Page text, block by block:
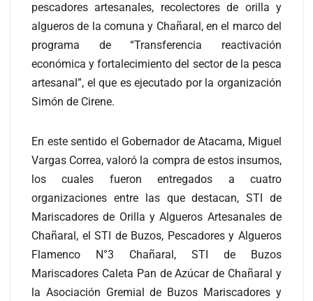
pescadores artesanales, recolectores de orilla y
algueros de la comuna y Chañaral, en el marco del
programa de “Transferencia reactivación
económica y fortalecimiento del sector de la pesca
artesanal”, el que es ejecutado por la organización
Simón de Cirene.
En este sentido el Gobernador de Atacama, Miguel
Vargas Correa, valoró la compra de estos insumos,
los cuales fueron entregados a cuatro
organizaciones entre las que destacan, STI de
Mariscadores de Orilla y Algueros Artesanales de
Chañaral, el STI de Buzos, Pescadores y Algueros
Flamenco N°3 Chañaral, STI de Buzos
Mariscadores Caleta Pan de Azúcar de Chañaral y
la Asociación Gremial de Buzos Mariscadores y